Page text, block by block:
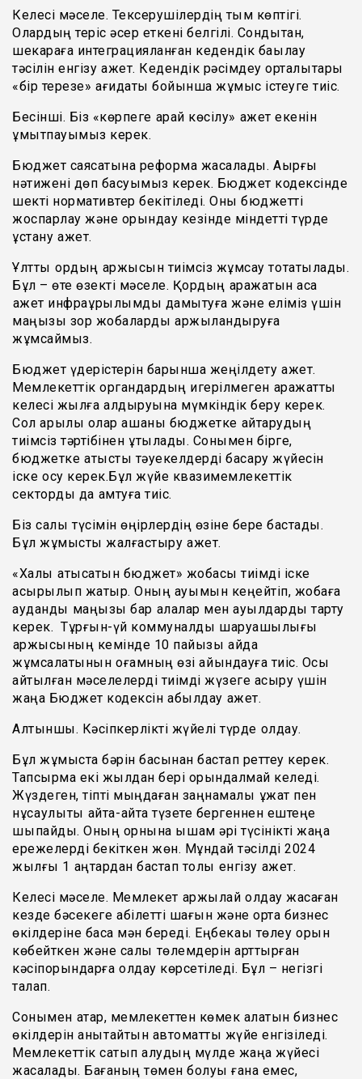
Келесі мәселе. Тексерушілердің тым көптігі.
Олардың теріс әсер еткені белгілі. Сондықтан,
шекараға интеграцияланған кедендік бақылау
тәсілін енгізу қажет. Кедендік рәсімдеу орталықтары
«бір терезе» қағидаты бойынша жұмыс істеуге тиіс.
Бесінші. Біз «көрпеге қарай көсілу» қажет екенін
ұмытпауымыз керек.
Бюджет саясатына реформа жасалады. Ақырғы
нәтижені дөп басуымыз керек. Бюджет кодексінде
шекті нормативтер бекітіледі. Оны бюджетті
жоспарлау және орындау кезінде міндетті түрде
ұстану қажет.
Ұлттық қордың қаржысын тиімсіз жұмсау тоқтатылады.
Бұл – өте өзекті мәселе. Қордың қаражатын аса
қажет инфрақұрылымды дамытуға және еліміз үшін
маңызы зор жобаларды қаржыландыруға
жұмсаймыз.
Бюджет үдерістерін барынша жеңілдету қажет.
Мемлекеттік органдардың игерілмеген қаражатты
келесі жылға қалдыруына мүмкіндік беру керек.
Сол арқылы олар ақшаны бюджетке қайтарудың
тиімсіз тәртібінен құтылады. Сонымен бірге,
бюджетке қатысты тәуекелдерді басқару жүйесін
іске қосу керек.Бұл жүйе квазимемлекеттік
секторды да қамтуға тиіс.
Біз салық түсімін өңірлердің өзіне бере бастадық.
Бұл жұмысты жалғастыру қажет.
«Халық қатысатын бюджет» жобасы тиімді іске
асырылып жатыр. Оның ауқымын кеңейтіп, жобаға
аудандық маңызы бар қалалар мен ауылдарды тарту
керек. Тұрғын-үй коммуналдық шаруашылығы
қаржысының кемінде 10 пайызы қайда
жұмсалатынын қоғамның өзі айқындауға тиіс. Осы
айтылған мәселелерді тиімді жүзеге асыру үшін
жаңа Бюджет кодексін қабылдау қажет.
Алтыншы. Кәсіпкерлікті жүйелі түрде қолдау.
Бұл жұмыста бәрін басынан бастап реттеу керек.
Тапсырма екі жылдан бері орындалмай келеді.
Жүздеген, тіпті мыңдаған заңнамалық құжат пен
нұсқаулықты қайта-қайта түзете бергеннен ештеңе
шықпайды. Оның орнына ықшам әрі түсінікті жаңа
ережелерді бекіткен жөн. Мұндай тәсілді 2024
жылғы 1 қаңтардан бастап толық енгізу қажет.
Келесі мәселе. Мемлекет қаржылай қолдау жасаған
кезде бәсекеге қабілетті шағын және орта бизнес
өкілдеріне баса мән береді. Еңбекақы төлеу қорын
көбейткен және салық төлемдерін арттырған
кәсіпорындарға қолдау көрсетіледі. Бұл – негізгі
талап.
Сонымен қатар, мемлекеттен көмек алатын бизнес
өкілдерін анықтайтын автоматты жүйе енгізіледі.
Мемлекеттік сатып алудың мүлде жаңа жүйесі
жасалады. Бағаның төмен болуы ғана емес,